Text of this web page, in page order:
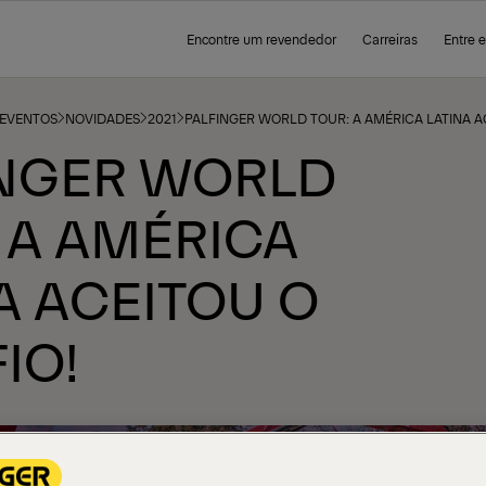
Encontre um revendedor Carreiras Entre
NOVIDADES 2021 PALFINGER WORLD TOUR: A AMÉRICA LATINA
WORLD
AMÉRICA
ACEITOU O